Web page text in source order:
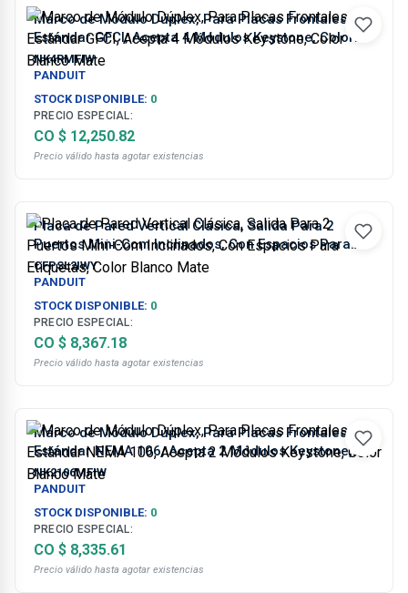
Marco de Módulo Dúplex, Para Placas Frontales
Estándar GFCI, Acepta 4 Módulos Keystone, Color
Blanco Mate
NK4RMFIW
PANDUIT
STOCK DISPONIBLE: 0
PRECIO ESPECIAL:
CO $ 12,250.82
Precio válido hasta agotar existencias
Placa de Pared Vertical Clásica, Salida Para 2
Puertos Mini-Com Inclinados, Con Espacios Para
Etiquetas, Color Blanco Mate
CFPSL2IWY
PANDUIT
STOCK DISPONIBLE: 0
PRECIO ESPECIAL:
CO $ 8,367.18
Precio válido hasta agotar existencias
Marco de Módulo Dúplex, Para Placas Frontales
Estándar NEMA 106, Acepta 2 Módulos Keystone,
Color Blanco Mate
NK2106MFIW
PANDUIT
STOCK DISPONIBLE: 0
PRECIO ESPECIAL:
CO $ 8,335.61
Precio válido hasta agotar existencias